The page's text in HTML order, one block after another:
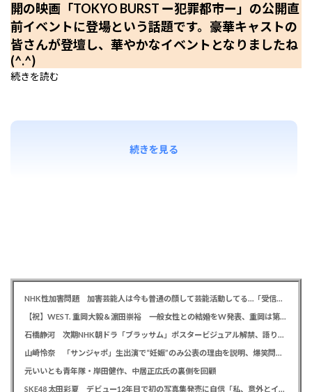
開の映画「TOKYO BURST ー犯罪都市ー」の公開直
前イベントに登場という話題です。豪華キャストの
皆さんが登壇し、華やかなイベントとなりましたね
(^.^)
続きを読む
続きを見る
NHK性加害問題 加害芸能人は今も普通の顔して芸能活動してる…「受信料を取るくらいなら詳細を伝えよ」視聴者からは批判の声
【祝】WEST. 重岡大毅＆濵田崇裕 一般女性との結婚をW発表、重岡は第1子誕生も報告
石橋静河 次期NHK朝ドラ「ブラッサム」ポスタービジュアル解禁、語りは三條雅幸アナウンサー
山崎怜奈 「サンジャポ」生出演で“妊娠”のみ公表の理由を説明、爆笑問題には「お祝い待ってます」
元いいとも青年隊・岸田健作、中居正広氏の裏側を回顧
SKE48 太田彩夏 デビュー12年目で初の写真集発売に自信「私、意外とイイ！」、勝負カットはベッド上のヌーディーな姿